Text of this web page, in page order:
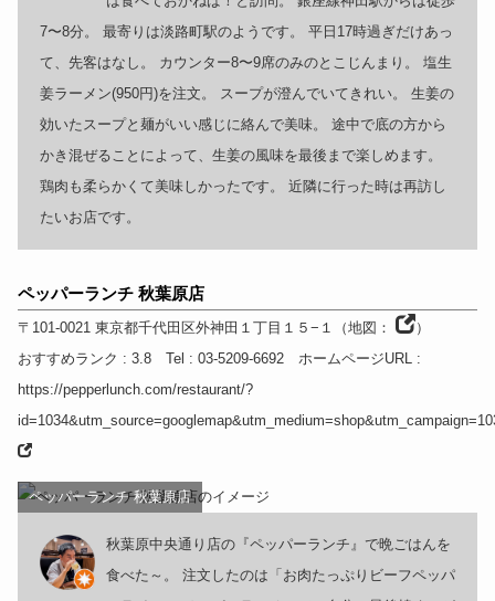
7〜8分。 最寄りは淡路町駅のようです。 平日17時過ぎだけあっ
て、先客はなし。 カウンター8〜9席のみのとこじんまり。 塩生
姜ラーメン(950円)を注文。 スープが澄んでいてきれい。 生姜の
効いたスープと麺がいい感じに絡んで美味。 途中で底の方から
かき混ぜることによって、生姜の風味を最後まで楽しめます。
鶏肉も柔らかくて美味しかったです。 近隣に行った時は再訪し
たいお店です。
ペッパーランチ 秋葉原店
〒101-0021 東京都千代田区外神田１丁目１５−１ （地図：
）
おすすめランク : 3.8 Tel : 03-5209-6692 ホームページURL:
https://pepperlunch.com/restaurant/?
ペッパーランチ 秋葉原店
秋葉原中央通り店の『ペッパーランチ』で晩ごはんを
食べた～。 注文したのは「お肉たっぷりビーフペッパ